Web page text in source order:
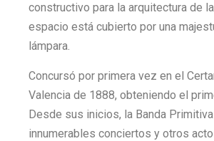
constructivo para la arquitectura de
espacio está cubierto por una
lámpara.
Concursó por primera vez en el
Valencia de 1888, obteniendo el
Desde sus inicios, la Banda
innumerables conciertos y otros